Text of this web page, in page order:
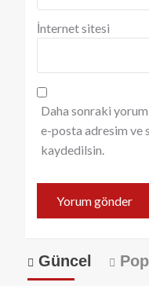
İnternet sitesi
Daha sonraki
e-posta adresim ve
kaydedilsin.
Güncel